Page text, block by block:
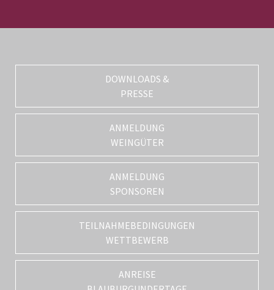
DOWNLOADS &
PRESSE
ANMELDUNG
WEINGÜTER
ANMELDUNG
SPONSOREN
TEILNAHMEBEDINGUNGEN
WETTBEWERB
ANREISE